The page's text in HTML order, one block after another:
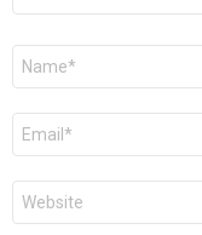
electrónico
*